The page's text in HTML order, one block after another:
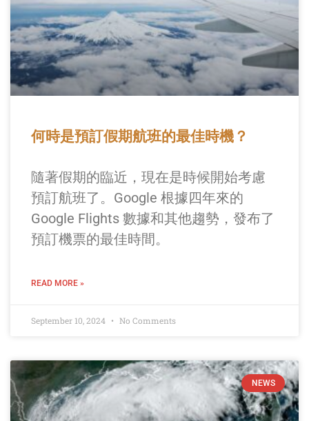
何時是預訂假期航班的最佳時機？
隨著假期的臨近，現在是時候開始考慮
預訂航班了。Google 根據四年來的
Google Flights 數據和其他趨勢，發布了
預訂機票的最佳時間。
READ MORE »
September 10, 2024 No Comments
NEWS